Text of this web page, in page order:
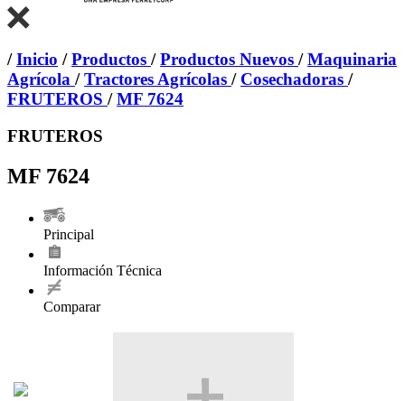
/Inicio /Productos /Productos Nuevos /Maquinaria
Agrícola /Tractores Agrícolas / Cosechadoras /
FRUTEROS /MF 7624
FRUTEROS
MF 7624
Principal
Información Técnica
Comparar